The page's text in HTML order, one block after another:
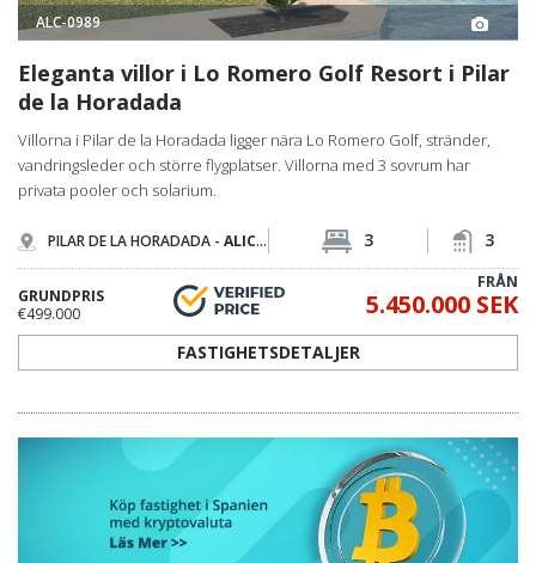
ALC-0989
Eleganta villor i Lo Romero Golf Resort i Pilar
de la Horadada
Villorna i Pilar de la Horadada ligger nära Lo Romero Golf, stränder,
vandringsleder och större flygplatser. Villorna med 3 sovrum har
privata pooler och solarium.
PILAR DE LA HORADADA - ALICANTE 3 3
GRUNDPRIS
€499.000
FRÅN
5.450.000 SEK
FASTIGHETSDETALJER